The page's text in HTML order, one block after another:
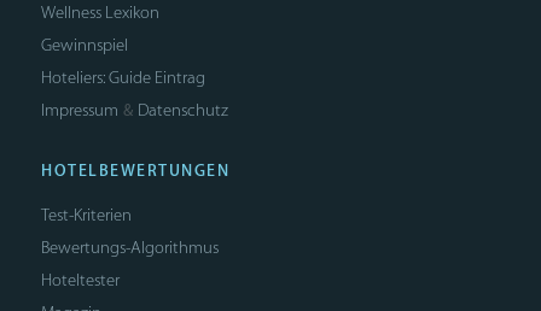
Wellness Lexikon
Gewinnspiel
Hoteliers: Guide Eintrag
Impressum & Datenschutz
HOTELBEWERTUNGEN
Test-Kriterien
Bewertungs-Algorithmus
Hoteltester